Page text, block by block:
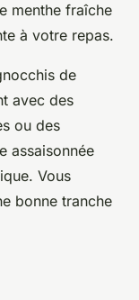
menthe fraîche
à votre repas.
de
avec des
ou des
assaisonnée
Vous
bonne tranche